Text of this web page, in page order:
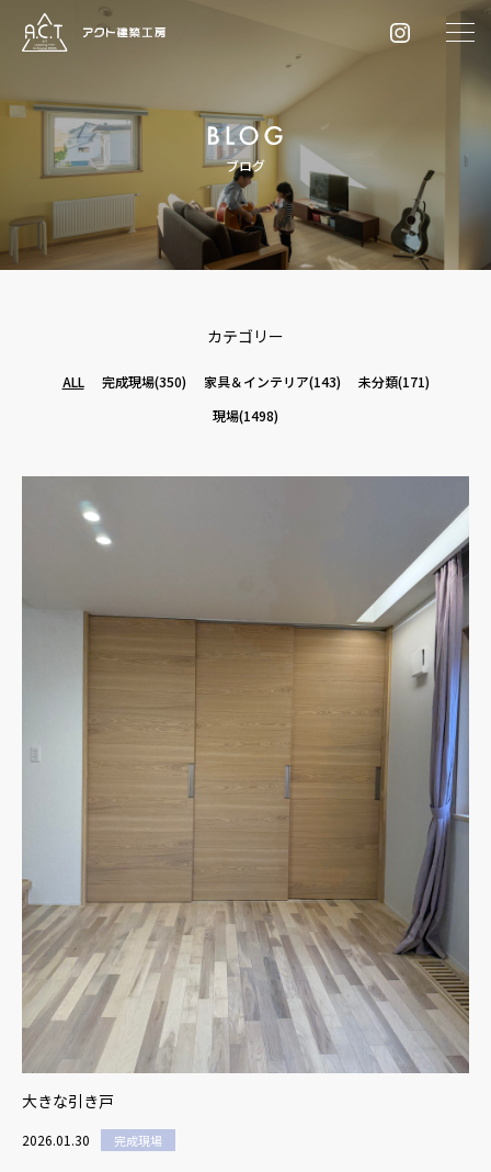
ブログ
カテゴリー
ALL 完成現場(350) 家具＆インテリア(143) 未分類(171)
現場(1498)
大きな引き戸
2026.01.30 完成現場